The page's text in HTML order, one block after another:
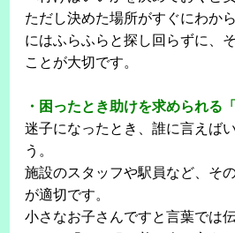
ただし決めた場所がすぐにわか
にはふらふらと探し回らずに、
ことが大切です。
・困ったとき助けを求められる
迷子になったとき、誰に言えば
う。
施設のスタッフや駅員など、そ
が適切です。
小さなお子さんですと言葉では